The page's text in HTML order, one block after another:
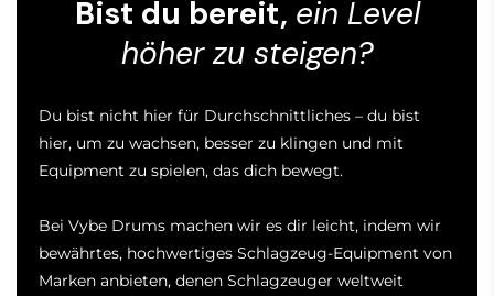
Bist du bereit, ein Level
höher zu steigen?
Du bist nicht hier für Durchschnittliches – du bist
hier, um zu wachsen, besser zu klingen und mit
Equipment zu spielen, das dich bewegt.
Bei Vybe Drums machen wir es dir leicht, indem wir
bewährtes, hochwertiges Schlagzeug-Equipment von
Marken anbieten, denen Schlagzeuger weltweit